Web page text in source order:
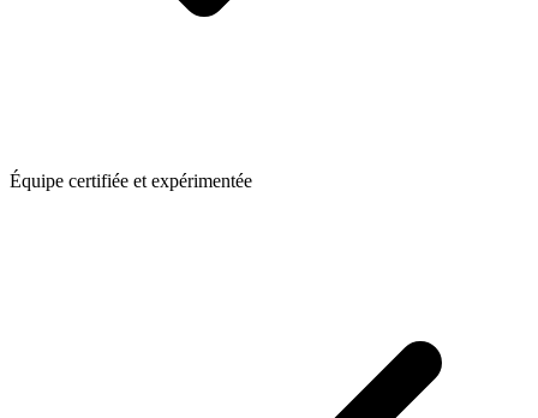
Équipe certifiée et expérimentée